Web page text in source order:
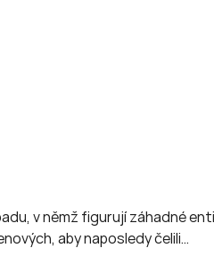
v němž figurují záhadné
aby naposledy čelili…